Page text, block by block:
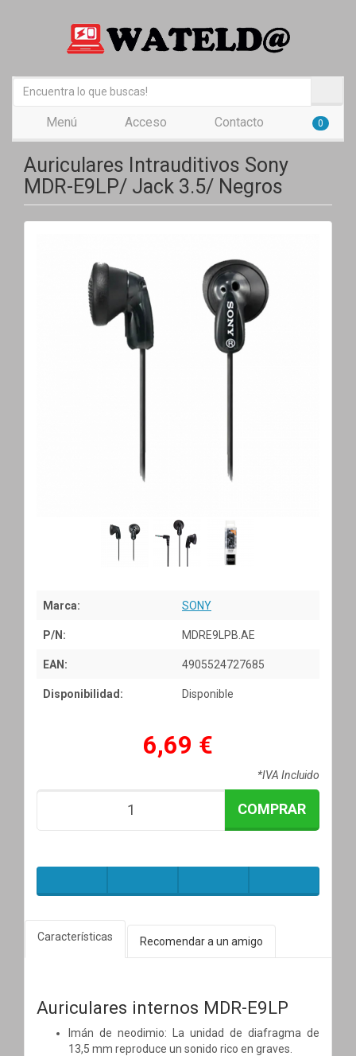
Menú Acceso Contacto 0
Auriculares Intrauditivos Sony
MDR-E9LP/ Jack 3.5/ Negros
Marca: SONY
P/N: MDRE9LPB.AE
EAN: 4905524727685
Disponibilidad: Disponible
6,69 €
*IVA Incluido
COMPRAR
Características Recomendar a un amigo
Auriculares internos MDR-E9LP
Imán de neodimio: La unidad de diafragma de
13,5 mm reproduce un sonido rico en graves.